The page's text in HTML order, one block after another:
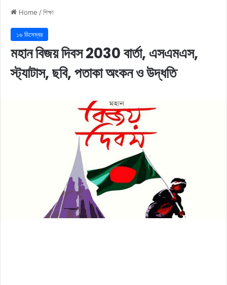
Home /শিক্ষা
১৬ ডিসেম্বর
মহান বিজয় দিবস 2030 বার্তা, এসএমএস,
স্ট্যাটাস, ছবি, পতাকা অংকন ও উদ্ধতি